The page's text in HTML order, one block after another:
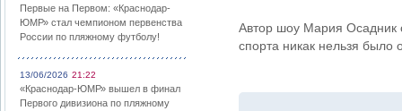
Первые на Первом: «Краснодар-
ЮМР» стал чемпионом первенства
России по пляжному футболу!
13/06/2026 21:22
«Краснодар-ЮМР» вышел в финал
Первого дивизиона по пляжному
Автор шоу Мария Осадник
спорта никак нельзя было